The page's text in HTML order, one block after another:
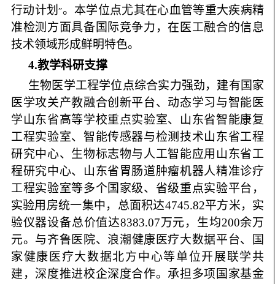
行动计划”。本学位点尤其在心血管等重大疾病精
准检测方面具备国际竞争力，在医工融合的信息
技术领域形成鲜明特色。
4.教学科研支撑
生物医学工程学位点综合实力强劲，建有国家
医学攻关产教融合创新平台、动态学习与智能医
学山东省高等学校重点实验室、山东省智能康复
工程实验室、智能传感器与检测技术山东省工程
研究中心、生物标志物与人工智能应用山东省工
程研究中心、山东省胃肠道肿瘤机器人精准诊疗
工程实验室等多个国家级、省级重点实验平台 ，
实验用房统一集中，总面积达4745.82平方米，实
验仪器设备总价值达8383.07万元，生均200余万
元。与齐鲁医院、浪潮健康医疗大数据平台、国
家健康医疗大数据北方中心等单位开展联学共
建，深度推进校企深度合作。承担多项国家基金